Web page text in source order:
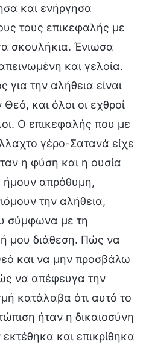
και ενήργησα
τους επικεφαλής με
σκουλήκια. Ένιωσα
και γελοία.
για την αλήθεια είναι
Θεό, και όλοι οι εχθροί
Ο επικεφαλής που με
γέρο-Σατανά είχε
η φύση και η ουσία
ήμουν απρόθυμη,
την αλήθεια,
σύμφωνα με τη
μου διάθεση. Πώς να
και να μην προσβάλω
να απέφευγα την
κατάλαβα ότι αυτό το
ήταν η δικαιοσύνη
και επικρίθηκα